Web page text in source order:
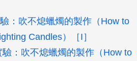
：吹不熄蠟燭的製作（How to
Candles）［I］
：吹不熄蠟燭的製作（How to